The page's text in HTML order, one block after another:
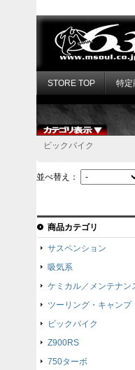
STORE TOP 特定
ビックバイク
並べ替え：
商品カテゴリ
サスペンション
吸気系
ケミカル／メンテナン
ツーリング・キャンプ
ビックバイク
Z900RS
750ターボ